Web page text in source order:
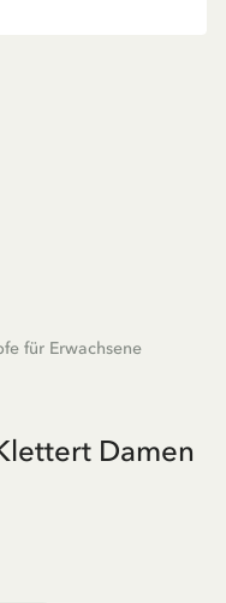
für Erwachsene
Damen